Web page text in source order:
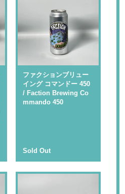
ファクションブリュー
イング コマンドー 450
/ Faction Brewing Co
mmando 450
Sold Out